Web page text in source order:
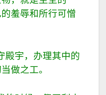
羞辱和所行可憎
殿宇，办理其中的
做之工。